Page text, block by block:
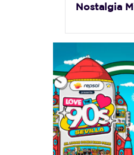
Nostalgia